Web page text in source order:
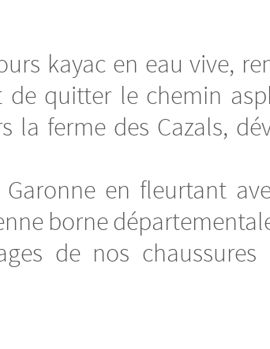
kayac en eau vive,
de quitter le chemin
ferme des Cazals,
en fleurtant
borne
de nos